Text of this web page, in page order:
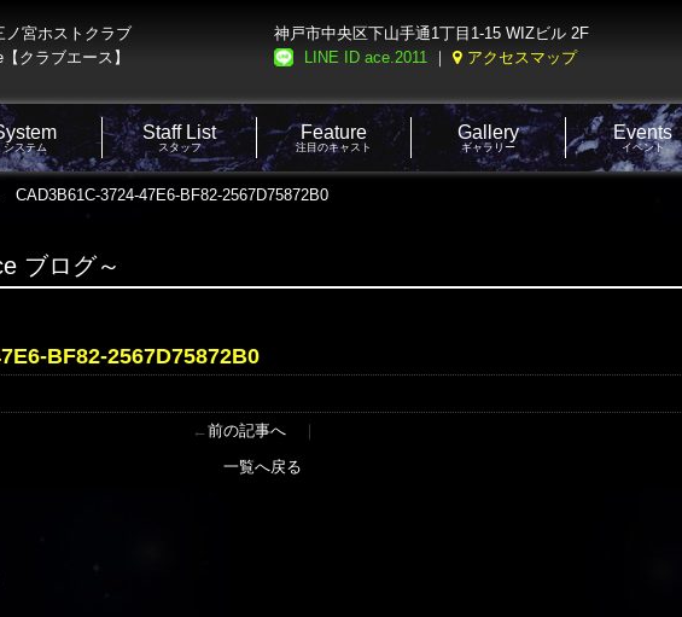
ノ宮ホストクラブ
クラブエース】
神戸市中央区下山手通1丁目1-15 WIZビル 2F
LINE ID ace.2011 ｜ アクセスマップ
システム
Staff List
スタッフ
Feature
注目のキャスト
Gallery
ギャラリー
Events
イベント
CAD3B61C-3724-47E6-BF82-2567D75872B0
ブログ～
BF82-2567D75872B0
← 前の記事へ｜
一覧へ戻る